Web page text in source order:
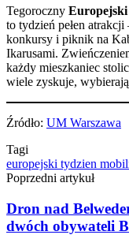
Tegoroczny Europejski
to tydzień pełen
konkursy i piknik na
Ikarusami.
każdy mieszkaniec
wiele zyskuje,
Źródło: UM Warszawa
Tagi
europejski tydzien
Poprzedni artykuł
Dron nad
dwóch obywateli